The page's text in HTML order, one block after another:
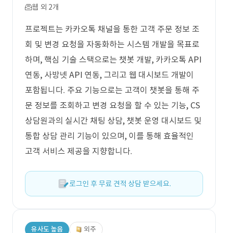
웹 외 2개
프로젝트는 카카오톡 채널을 통한 고객 주문 정보 조
회 및 변경 요청을 자동화하는 시스템 개발을 목표로
하며, 핵심 기술 스택으로는 챗봇 개발, 카카오톡 API
연동, 사방넷 API 연동, 그리고 웹 대시보드 개발이
포함됩니다. 주요 기능으로는 고객이 챗봇을 통해 주
문 정보를 조회하고 변경 요청을 할 수 있는 기능, CS
상담원과의 실시간 채팅 상담, 챗봇 운영 대시보드 및
통합 상담 관리 기능이 있으며, 이를 통해 효율적인
고객 서비스 제공을 지향합니다.
로그인 후 무료 견적 상담 받으세요.
유사도 높음 외주